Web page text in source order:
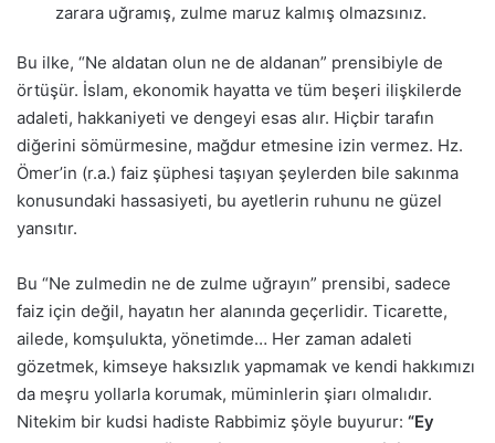
zarara uğramış, zulme maruz kalmış olmazsınız.
Bu ilke, “Ne aldatan olun ne de aldanan” prensibiyle de
örtüşür. İslam, ekonomik hayatta ve tüm beşeri ilişkilerde
adaleti, hakkaniyeti ve dengeyi esas alır. Hiçbir tarafın
diğerini sömürmesine, mağdur etmesine izin vermez. Hz.
Ömer’in (r.a.) faiz şüphesi taşıyan şeylerden bile sakınma
konusundaki hassasiyeti, bu ayetlerin ruhunu ne güzel
yansıtır.
Bu “Ne zulmedin ne de zulme uğrayın” prensibi, sadece
faiz için değil, hayatın her alanında geçerlidir. Ticarette,
ailede, komşulukta, yönetimde… Her zaman adaleti
gözetmek, kimseye haksızlık yapmamak ve kendi hakkımızı
da meşru yollarla korumak, müminlerin şiarı olmalıdır.
Nitekim bir kudsi hadiste Rabbimiz şöyle buyurur: “Ey